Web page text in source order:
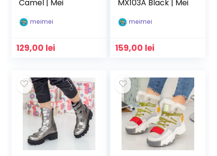
Camel | Mei
meimei
129,00 lei
MX103A Black | Mei
meimei
159,00 lei